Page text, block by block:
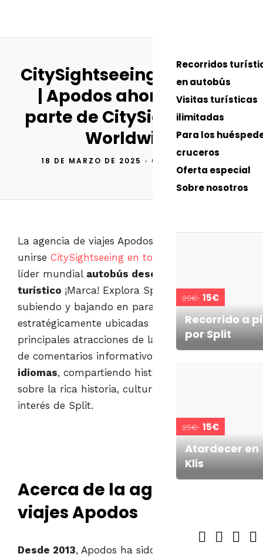
Recorridos
en autobús
Visitas turísticas
ilimitadas
Para los
cruceros
Oferta especial
Sobre nosotros
20€ 15€
Recorrido a
por Split
25€ 15€
Atardecer en
Klis
CitySightseeing Split 2025
| Apodos ahora forma
parte de CitySightseeing
Worldwide
18 DE MARZO DE 2025 • 0 COMENTARIO
La agencia de viajes Apodos se enorgullece de
unirse CitySightseeing en todo el mundo
líder mundial autobús descapotable
turístico ¡Marca! Explora Split fácilmente,
subiendo y bajando en paradas
estratégicamente ubicadas para visitar las
principales atracciones de la ciudad. Disfruta
de comentarios informativos disponibles en
idiomas, compartiendo historias fascinantes
sobre la rica historia, cultura y lugares de
interés de Split.
Acerca de la agencia de
viajes Apodos
Desde 2013, Apodos ha sido el proveedor